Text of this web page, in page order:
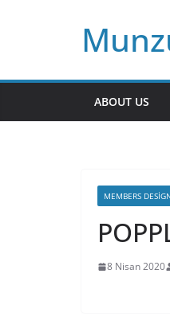
ABOUT US
MEMBERS
8 Nisan 2020